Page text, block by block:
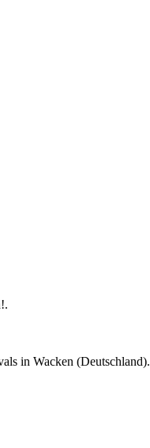
in Wacken (Deutschland).